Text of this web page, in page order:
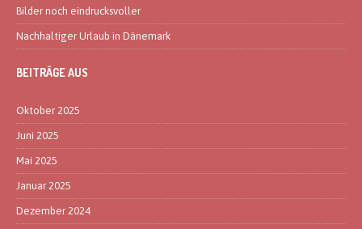
Bilder noch eindrucksvoller
Nachhaltiger Urlaub in Dänemark
BEITRÄGE AUS
Oktober 2025
Juni 2025
Mai 2025
Januar 2025
Dezember 2024